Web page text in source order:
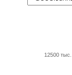
12500 тыс.